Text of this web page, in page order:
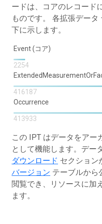
ードは、コアのレコード
ものです。 各拡張デー
下に示します。
Event (コア)
2254
416187
Occurrence
413933
この IPT はデータをアー
として機能します。デー
ダウンロード セクション
バージョン テーブルから
閲覧でき、リソースに加
ます。